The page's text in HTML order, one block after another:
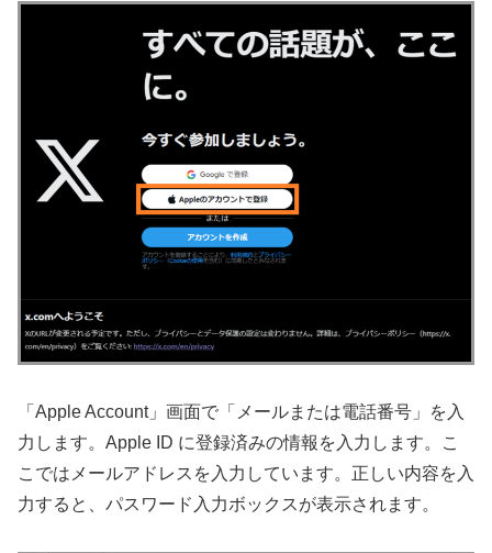
「Apple Account」画面で「メールまたは電話番号」を入
力します。Apple ID に登録済みの情報を入力します。こ
こではメールアドレスを入力しています。正しい内容を入
力すると、パスワード入力ボックスが表示されます。